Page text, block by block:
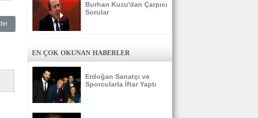
Burhan Kuzu'dan Çarpıcı
Sorular
EN ÇOK OKUNAN HABERLER
Erdoğan Sanatçı ve
Sporcularla İftar Yaptı